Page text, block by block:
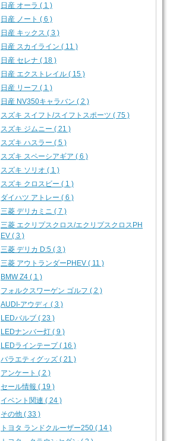
日産 オーラ ( 1 )
日産 ノート ( 6 )
日産 キックス ( 3 )
日産 スカイライン ( 11 )
日産 セレナ ( 18 )
日産 エクストレイル ( 15 )
日産 リーフ ( 1 )
日産 NV350キャラバン ( 2 )
スズキ スイフト/スイフトスポーツ ( 75 )
スズキ ジムニー ( 21 )
スズキ ハスラー ( 5 )
スズキ スペーシアギア ( 6 )
スズキ ソリオ ( 1 )
スズキ クロスビー ( 1 )
ダイハツ アトレー ( 6 )
三菱 デリカミニ ( 7 )
三菱 エクリプスクロス/エクリプスクロスPH
EV ( 3 )
三菱 デリカ D:5 ( 3 )
三菱 アウトランダーPHEV ( 11 )
BMW Z4 ( 1 )
フォルクスワーゲン ゴルフ ( 2 )
AUDI-アウディ ( 3 )
LEDバルブ ( 23 )
LEDナンバー灯 ( 9 )
LEDラインテープ ( 16 )
バラエティグッズ ( 21 )
アンケート ( 2 )
セール情報 ( 19 )
イベント関連 ( 24 )
その他 ( 33 )
トヨタ ランドクルーザー250 ( 14 )